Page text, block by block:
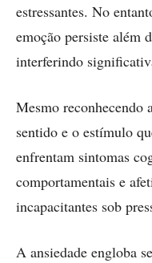
estressantes. No
emoção persiste além
interferindo
Mesmo reconhecendo
sentido e o estímulo
enfrentam sintomas
comportamentais e
incapacitantes sob
A ansiedade engloba